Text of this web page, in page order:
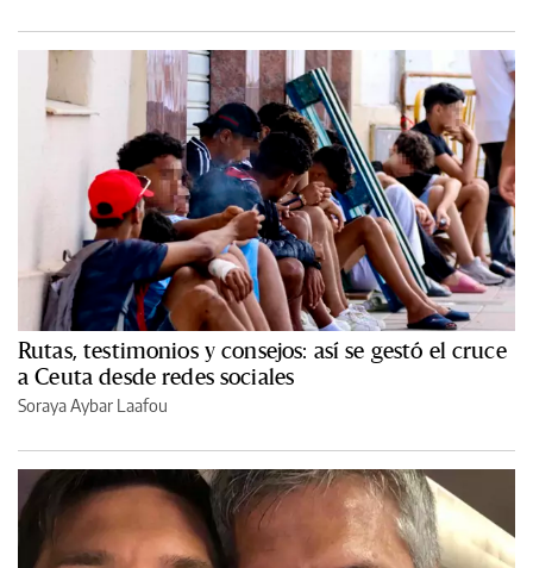
Rutas, testimonios y consejos: así se gestó el cruce
a Ceuta desde redes sociales
Soraya Aybar Laafou